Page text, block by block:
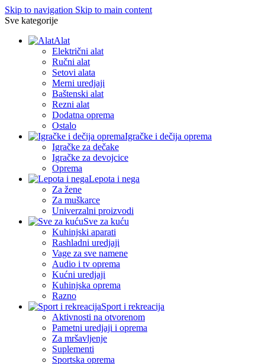
Skip to navigation Skip to main content
Sve kategorije
Alat
Električni alat
Ručni alat
Setovi alata
Merni uredjaji
Baštenski alat
Rezni alat
Dodatna oprema
Ostalo
Igračke i dečija oprema
Igračke za dečake
Igračke za devojcice
Oprema
Lepota i nega
Za žene
Za muškarce
Univerzalni proizvodi
Sve za kuću
Kuhinjski aparati
Rashladni uredjaji
Vage za sve namene
Audio i tv oprema
Kućni uredjaji
Kuhinjska oprema
Razno
Sport i rekreacija
Aktivnosti na otvorenom
Pametni uredjaji i oprema
Za mršavljenje
Suplementi
Sportska oprema